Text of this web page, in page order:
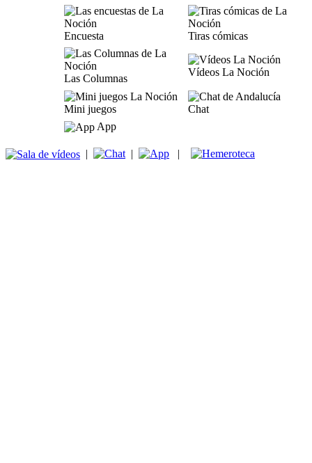
Encuesta Tiras cómicas
Las Columnas
Vídeos La Noción
Mini juegos
Chat
App
| | |